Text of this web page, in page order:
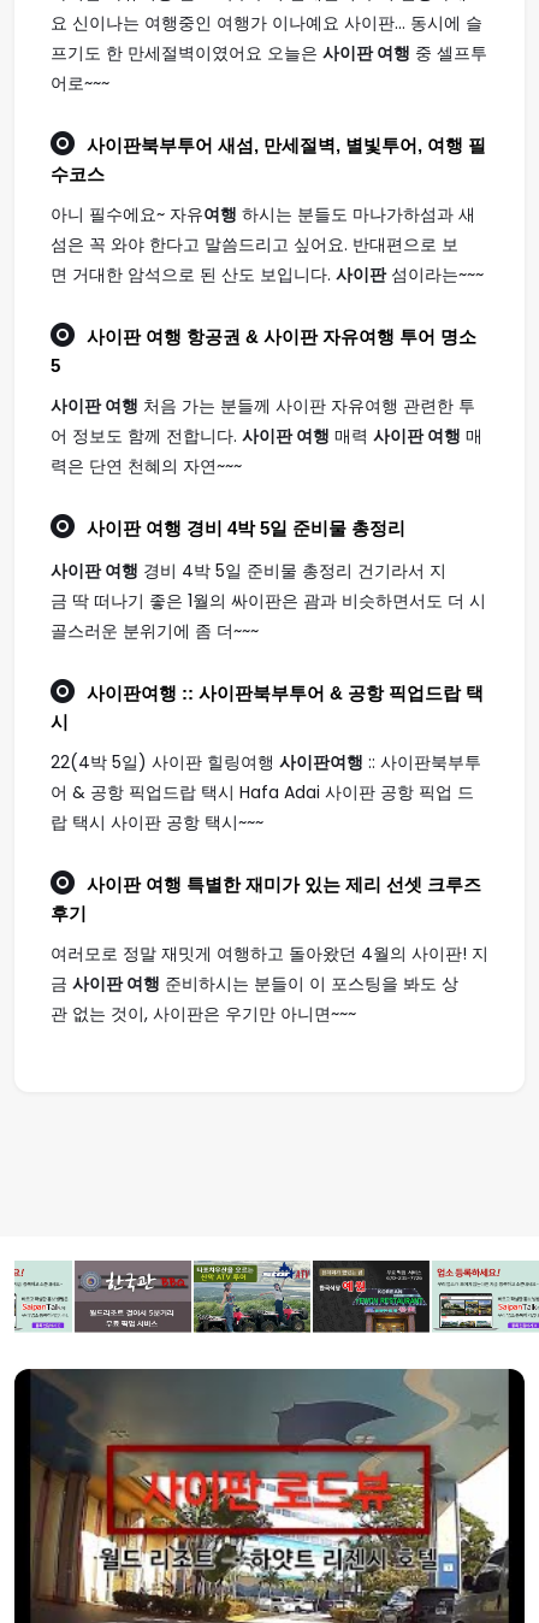
요 신이나는 여행중인 여행가 이나예요 사이판... 동시에 슬
프기도 한 만세절벽이였어요 오늘은 사이판 여행 중 셀프투
어로~~~
사이판북부투어 새섬, 만세절벽, 별빛투어, 여행 필
수코스
아니 필수에요~ 자유여행 하시는 분들도 마나가하섬과 새
섬은 꼭 와야 한다고 말씀드리고 싶어요. 반대편으로 보
면 거대한 암석으로 된 산도 보입니다. 사이판섬이라는~~~
사이판 여행 항공권 & 사이판 자유여행 투어 명소
5
사이판 여행 처음 가는 분들께 사이판 자유여행 관련한 투
어 정보도 함께 전합니다. 사이판 여행 매력 사이판 여행 매
력은 단연 천혜의 자연~~~
사이판 여행 경비 4박 5일 준비물 총정리
사이판 여행 경비 4박 5일 준비물 총정리 건기라서 지
금 딱 떠나기 좋은 1월의 싸이판은 괌과 비슷하면서도 더 시
골스러운 분위기에 좀 더~~~
사이판여행 :: 사이판북부투어 & 공항 픽업드랍 택
시
22(4박 5일) 사이판 힐링여행 사이판여행 :: 사이판북부투
어 & 공항 픽업드랍 택시 Hafa Adai 사이판 공항 픽업 드
랍 택시 사이판 공항 택시~~~
사이판 여행 특별한 재미가 있는 제리 선셋 크루즈
후기
여러모로 정말 재밋게 여행하고 돌아왔던 4월의 사이판! 지
금 사이판 여행 준비하시는 분들이 이 포스팅을 봐도 상
관 없는 것이, 사이판은 우기만 아니면~~~